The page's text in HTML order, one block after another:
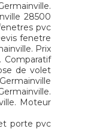
28500
pvc
fenetre
Prix
Comparatif
de volet
Moteur
porte pvc